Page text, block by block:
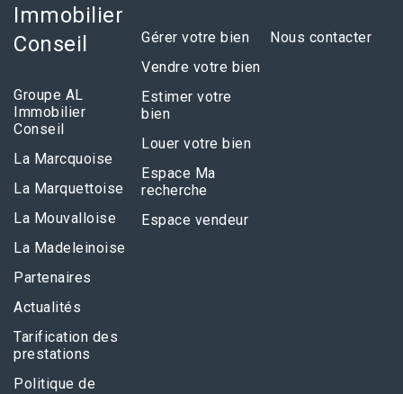
Immobilier
Conseil
Groupe AL
Immobilier
Conseil
La Marcquoise
La Marquettoise
La Mouvalloise
La Madeleinoise
Partenaires
Actualités
Tarification des
prestations
Politique de
Gérer votre bien
Vendre votre bien
Estimer votre
bien
Louer votre bien
Espace Ma
recherche
Espace vendeur
Nous contacter